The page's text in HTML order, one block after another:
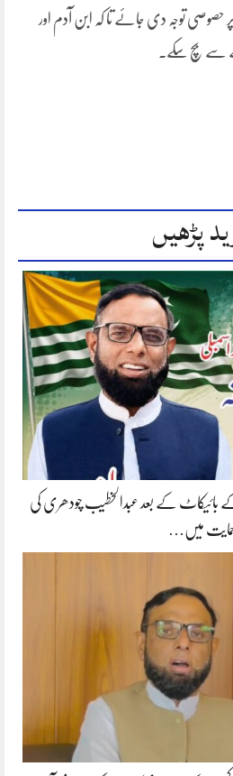
توجہ دی جائے تا کہ ابن آدم اور
سے بچ سکے۔
پڑھیں
کے بائیکاٹ کے بعد عبدالخطیب چودھری کی
میں…